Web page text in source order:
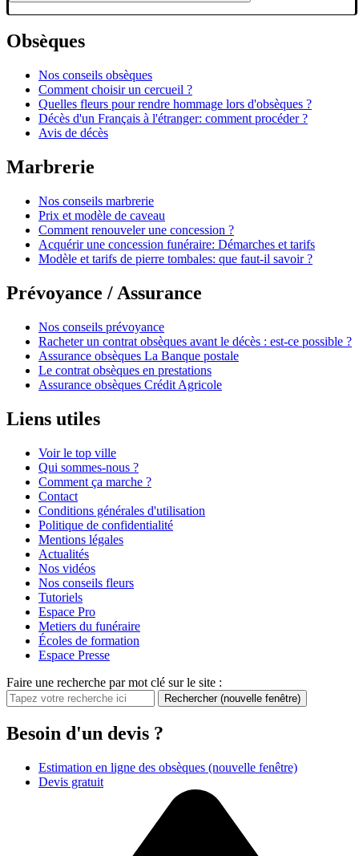
Obsèques
Nos conseils obsèques
Comment choisir un cercueil ?
Quelles fleurs pour rendre hommage lors d'obsèques ?
Décès d'un Français à l'étranger: comment procéder ?
Avis de décès
Marbrerie
Nos conseils marbrerie
Prix et modèle de caveau
Comment renouveler une concession ?
Acquérir une concession funéraire: Démarches et tarifs
Modèle et tarifs de pierre tombales: que faut-il savoir ?
Prévoyance / Assurance
Nos conseils prévoyance
Racheter un contrat obsèques avant le décès : est-ce possible ?
Assurance obsèques La Banque postale
Le contrat obsèques en prestations
Assurance obsèques Crédit Agricole
Liens utiles
Voir le top ville
Qui sommes-nous ?
Comment ça marche ?
Contact
Conditions générales d'utilisation
Politique de confidentialité
Mentions légales
Actualités
Nos vidéos
Nos conseils fleurs
Tutoriels
Espace Pro
Metiers du funéraire
Écoles de formation
Espace Presse
Faire une recherche par mot clé sur le site :
Rechercher (nouvelle fenêtre)
Besoin d'un devis ?
Estimation en ligne des obsèques (nouvelle fenêtre)
Devis gratuit